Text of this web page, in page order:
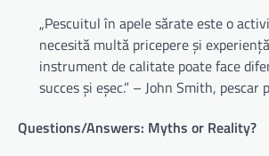
„Pescuitul în apele sărate este o
necesită multă pricepere și
instrument de calitate poate face
succes și eșec.” – John Smith, pescar
Questions/Answers: Myths or Reality?